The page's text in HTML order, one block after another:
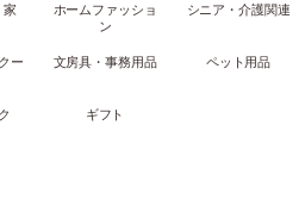
家
ホームファッショ
ン
シニア・介護関連
ー
文房具・事務用品 ペット用品
ギフト